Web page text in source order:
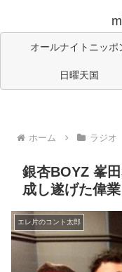
オールナイトニッポ
日曜天国
ホーム ラジオ
銀杏BOYZ 峯
成し遂げた偉業
エレ片のコント太郎